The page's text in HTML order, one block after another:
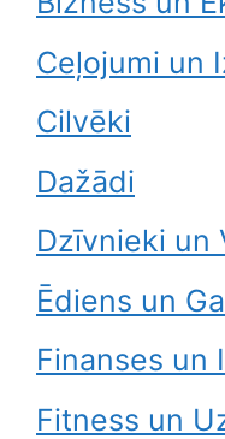
Ceļojumi un
Cilvēki
Dažādi
Dzīvnieki un
Ēdiens un
Finanses un
Fitness un